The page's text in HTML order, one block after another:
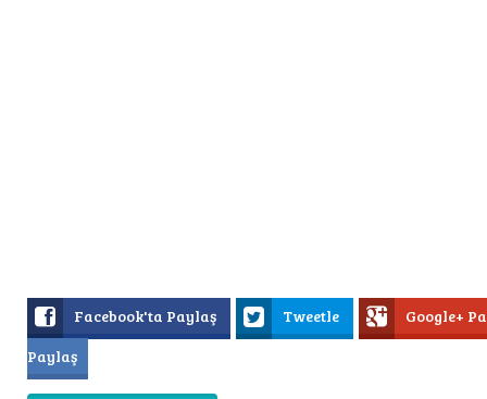
Facebook'ta Paylaş Tweetle
Google+
Paylaş